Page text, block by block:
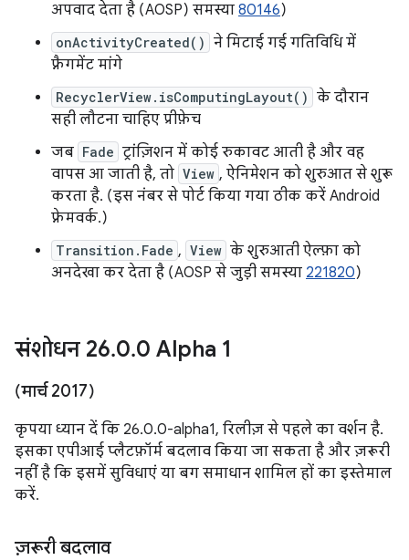
अपवाद देता है (AOSP) समस्या 80146)
onActivityCreated() ने मिटाई गई गतिविधि में
फ़्रैगमेंट मांगे
RecyclerView.isComputingLayout() के दौरान
सही लौटना चाहिए प्रीफ़ेच
जब Fade ट्रांज़िशन में कोई रुकावट आती है और वह
वापस आ जाती है, तो View , ऐनिमेशन को शुरुआत से शुरू
करता है. (इस नंबर से पोर्ट किया गया ठीक करें Android
फ़्रेमवर्क.)
Transition.Fade , View के शुरुआती ऐल्फ़ा को
अनदेखा कर देता है (AOSP से जुड़ी समस्या 221820)
संशोधन 26.0.0 Alpha 1
(मार्च 2017)
कृपया ध्यान दें कि 26.0.0-alpha1, रिलीज़ से पहले का वर्शन है.
इसका एपीआई प्लैटफ़ॉर्म बदलाव किया जा सकता है और ज़रूरी
नहीं है कि इसमें सुविधाएं या बग समाधान शामिल हों का इस्तेमाल
करें.
ज़रूरी बदलाव